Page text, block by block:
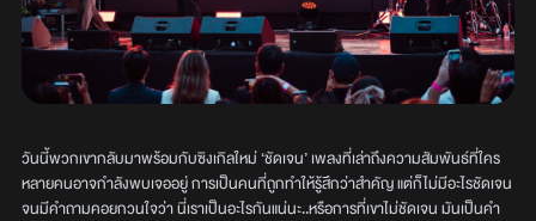
วันนี้พวกเขากลับมาพร้อมกับซิงเกิลใหม่ ‘ชัดเจน’ เพลงที่เล่าถึงความสัมพันธ์ที่ใคร
หลายคนอาจกำลังพบเจออยู่ การเป็นคนที่ถูกทำให้รู้สึกว่าสำคัญ แต่ก็ไม่มีอะไรชัดเจน
จนมีคำถามคอยกวนใจว่า นี่เราเป็นอะไรกันแน่นะ..หรือการที่เขาไม่ชัดเจน มันเป็นคำ